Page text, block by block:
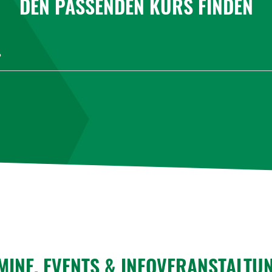
DEN PASSENDEN KURS FINDEN
EVENTS &